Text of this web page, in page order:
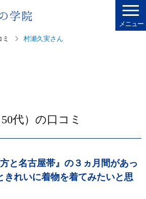
メニュー
村瀬久実さん
代）の口コミ
と名古屋帯』の３ヵ月間があっ
きれいに着物を着てみたいと思